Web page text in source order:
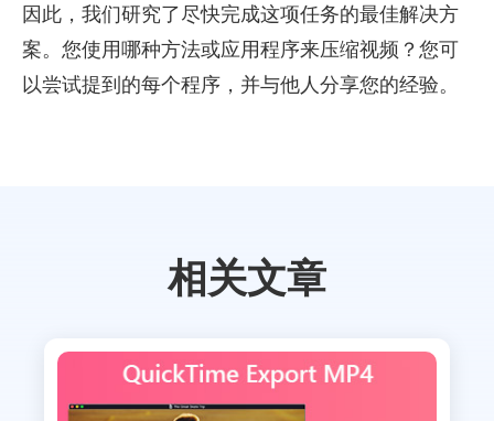
因此，我们研究了尽快完成这项任务的最佳解决方
案。您使用哪种方法或应用程序来压缩视频？您可
以尝试提到的每个程序，并与他人分享您的经验。
相关文章